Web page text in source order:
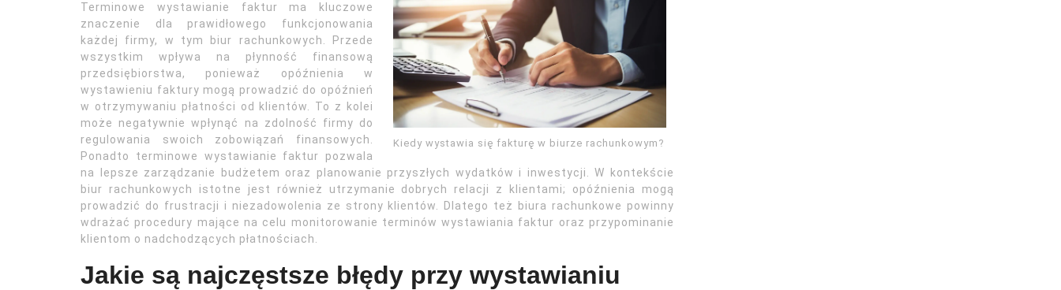
Kiedy wystawia się fakturę w biurze rachunkowym?
Terminowe wystawianie faktur ma kluczowe
znaczenie dla prawidłowego funkcjonowania
każdej firmy, w tym biur rachunkowych. Przede
wszystkim wpływa na płynność finansową
przedsiębiorstwa, ponieważ opóźnienia w
wystawieniu faktury mogą prowadzić do opóźnień
w otrzymywaniu płatności od klientów. To z kolei
może negatywnie wpłynąć na zdolność firmy do
regulowania swoich zobowiązań finansowych.
Ponadto terminowe wystawianie faktur pozwala
na lepsze zarządzanie budżetem oraz planowanie przyszłych wydatków i inwestycji. W kontekście
biur rachunkowych istotne jest również utrzymanie dobrych relacji z klientami; opóźnienia mogą
prowadzić do frustracji i niezadowolenia ze strony klientów. Dlatego też biura rachunkowe powinny
wdrażać procedury mające na celu monitorowanie terminów wystawiania faktur oraz przypominanie
klientom o nadchodzących płatnościach.
Jakie są najczęstsze błędy przy wystawianiu